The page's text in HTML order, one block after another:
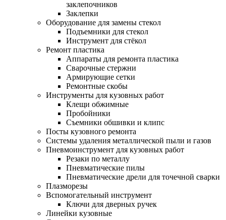
заклепочников
Заклепки
Оборудование для замены стекол
Подъемники для стекол
Инструмент для стёкол
Ремонт пластика
Аппараты для ремонта пластика
Сварочные стержни
Армирующие сетки
Ремонтные скобы
Инструменты для кузовных работ
Клещи обжимные
Пробойники
Съемники обшивки и клипс
Посты кузовного ремонта
Системы удаления металлической пыли и газов
Пневмоинструмент для кузовных работ
Резаки по металлу
Пневматические пилы
Пневматические дрели для точечной сварки
Плазморезы
Вспомогательный инструмент
Ключи для дверных ручек
Линейки кузовные